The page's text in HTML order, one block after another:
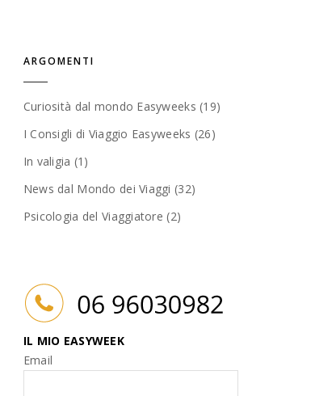
ARGOMENTI
Curiosità dal mondo Easyweeks (19)
I Consigli di Viaggio Easyweeks (26)
In valigia (1)
News dal Mondo dei Viaggi (32)
Psicologia del Viaggiatore (2)
IL MIO EASYWEEK
Email